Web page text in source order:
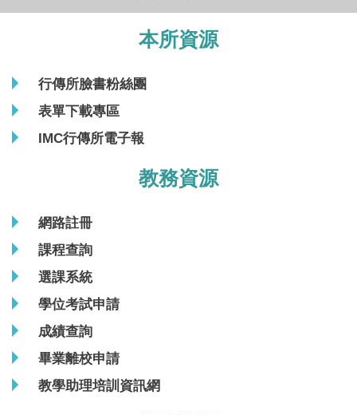
本所資源
行傳所臉書粉絲團
表單下載專區
IMC行傳所電子報
教務資源
網路註冊
課程查詢
選課系統
學位考試申請
成績查詢
畢業離校申請
教學助理培訓資訊網